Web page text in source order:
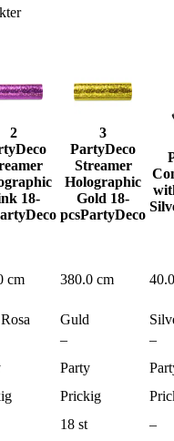
2
18-
3
PartyDeco
Streamer
Holographic
Gold 18-
pcsPartyDeco
cm 380.0 cm
Guld
–
–
Party
Prickig
18 st –